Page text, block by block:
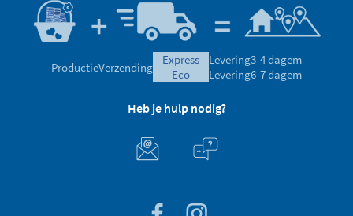
ProductieVerzending
express
eco
Levering3-4 dagem
Levering6-7 dagem
Heb je hulp nodig?